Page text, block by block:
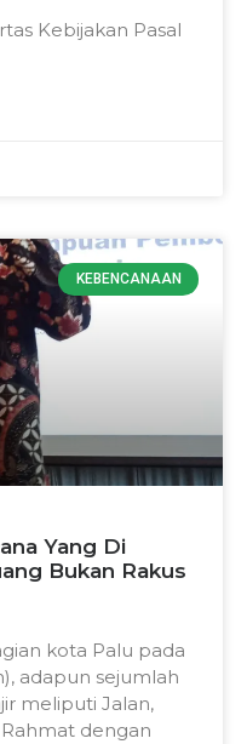
Kebijakan Pasal
KEBENCANAAN
Yang Di
Bukan Rakus
kota Palu pada
adapun sejumlah
meliputi Jalan,
Rahmat dengan